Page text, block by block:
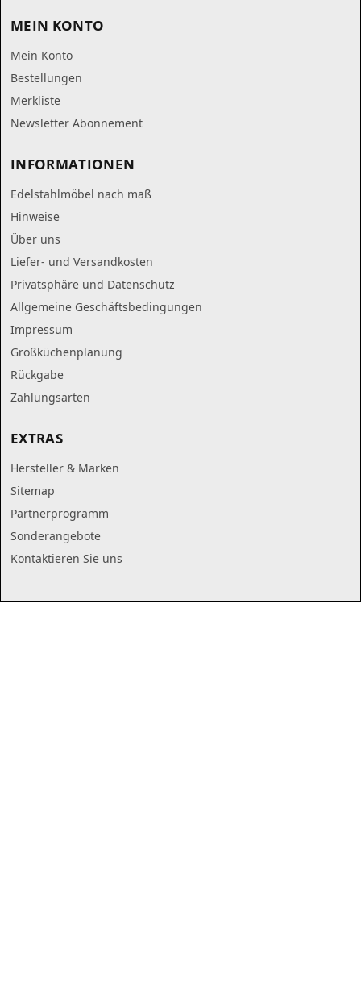
MEIN KONTO
Mein Konto
Bestellungen
Merkliste
Newsletter Abonnement
INFORMATIONEN
Edelstahlmöbel nach maß
Hinweise
Über uns
Liefer- und Versandkosten
Privatsphäre und Datenschutz
Allgemeine Geschäftsbedingungen
Impressum
Großküchenplanung
Rückgabe
Zahlungsarten
EXTRAS
Hersteller & Marken
Sitemap
Partnerprogramm
Sonderangebote
Kontaktieren Sie uns